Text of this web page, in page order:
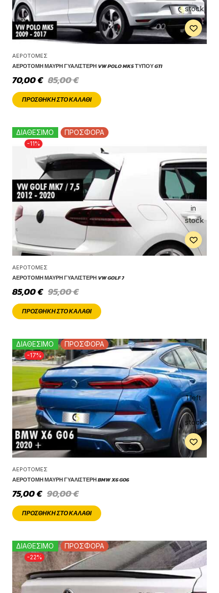
stock
ΑΕΡΟΤΟΜΈΣ
ΑΕΡΟΤΟΜΉ ΜΑΎΡΗ ΓΥΑΛΙΣΤΕΡΉ VW POLO MK5 ΤΎΠΟΥ GTI
85,00€
70,00€
ΠΡΟΣΘΉΚΗ ΣΤΟ ΚΑΛΆΘΙ
-11%
ΔΙΑΘΕΣΙΜΟ ΠΡΟΣΦΟΡΑ
1 left
in
stock
ΑΕΡΟΤΟΜΈΣ
ΑΕΡΟΤΟΜΉ ΜΑΎΡΗ ΓΥΑΛΙΣΤΕΡΉ VW GOLF 7
95,00€
85,00€
ΠΡΟΣΘΉΚΗ ΣΤΟ ΚΑΛΆΘΙ
-17%
ΔΙΑΘΕΣΙΜΟ ΠΡΟΣΦΟΡΑ
1 left
in
stock
ΑΕΡΟΤΟΜΈΣ
ΑΕΡΟΤΟΜΉ ΜΑΎΡΗ ΓΥΑΛΙΣΤΕΡΉ BMW X6 G06
90,00€
75,00€
ΠΡΟΣΘΉΚΗ ΣΤΟ ΚΑΛΆΘΙ
-22%
ΔΙΑΘΕΣΙΜΟ ΠΡΟΣΦΟΡΑ